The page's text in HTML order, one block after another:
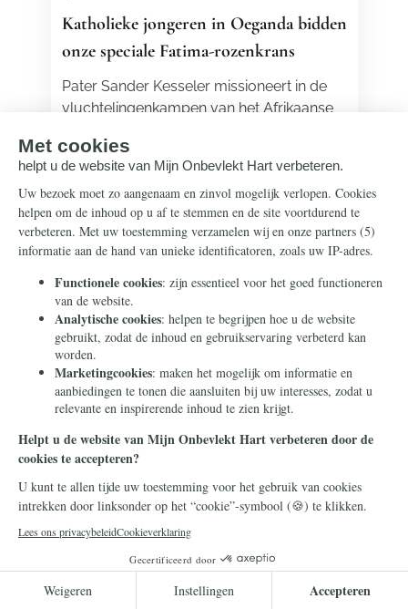
Katholieke jongeren in Oeganda bidden
onze speciale Fatima-rozenkrans
Pater Sander Kesseler missioneert in de
vluchtelingenkampen van het Afrikaanse
geestelijke steun nodig. Dat biedt de…
Lees meer
Onze Lieve Vrouw van Fatima
6 mei 2022
Nieuw: speciale Fatima-rozenkrans
"Van alle door de Kerk goedgekeurde
devoties is geen enkele zo geliefd blijkens
zoveel wonderen als de
rozenkransdevotie," zo zegt paus Pius IX.